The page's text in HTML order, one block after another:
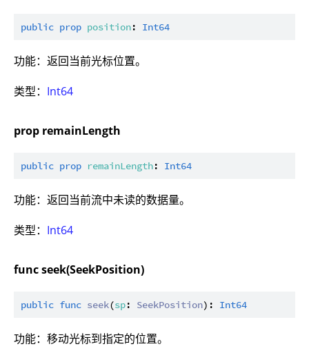
public prop position: Int64
功能：返回当前光标位置。
类型： Int64
prop remainLength
public prop remainLength: Int64
功能：返回当前流中未读的数据量。
类型： Int64
func seek(SeekPosition)
public func seek(sp: SeekPosition): Int64
功能：移动光标到指定的位置。